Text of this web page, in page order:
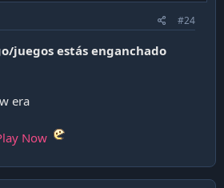
#24
juegos estás enganchado
era
Now